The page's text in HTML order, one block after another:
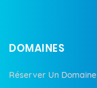
DOMAINES
Réserver Un Domaine